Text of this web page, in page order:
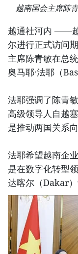
越南国会主席陈
越通社河内 ——
尔进行正式访问
主席陈青敏在总
奥马耶·法耶（
法耶强调了陈青
高级领导人自越
是推动两国关系
法耶希望越南企
是在数字化转型
达喀尔（Dakar）